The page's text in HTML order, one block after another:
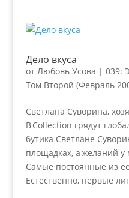
Дело вкуса
от Любовь Усова | 039:
Том Второй (Февраль
Светлана Суворина,
В Cоllection грядут
бутика Светлане
площадках, а желаний у
Самые постоянные из
Естественно, первые